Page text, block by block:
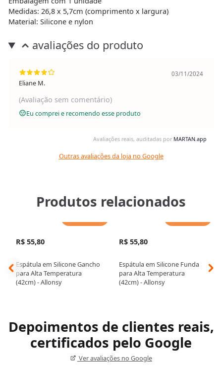
Medidas: 26,8 x 5,7cm (comprimento x largura)
Material: Silicone e nylon
avaliações do produto
Eliane M.
03/11/2024
(Avaliação sem comentário)
Eu comprei e recomendo esse produto
Avaliações reais, auditadas por MARTAN.app
Outras avaliações da loja no Google
Produtos relacionados
R$ 55,80
Espátula em Silicone Gancho
para Alta Temperatura
(42cm) - Allonsy
R$ 55,80
Espátula em Silicone Funda
para Alta Temperatura
(42cm) - Allonsy
Depoimentos de clientes reais,
certificados pelo Google
Ver avaliações no Google